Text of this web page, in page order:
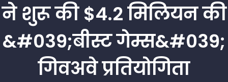
ने शुरू की $4.2 मिलियन की
&#039;बीस्ट गेम्स&#039;
गिवअवे प्रतियोगिता